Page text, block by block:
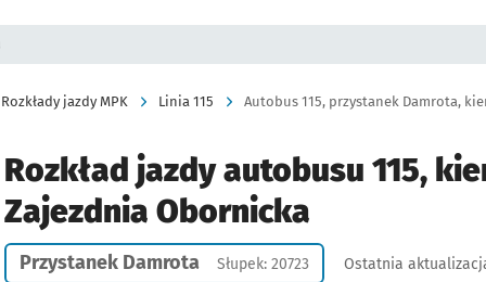
Rozkłady jazdy MPK Linia 115 Autobus 115, przystanek Damrota,
Rozkład jazdy autobusu 115,
Zajezdnia Obornicka
Przystanek Damrota Słupek: 20723 Ostatnia